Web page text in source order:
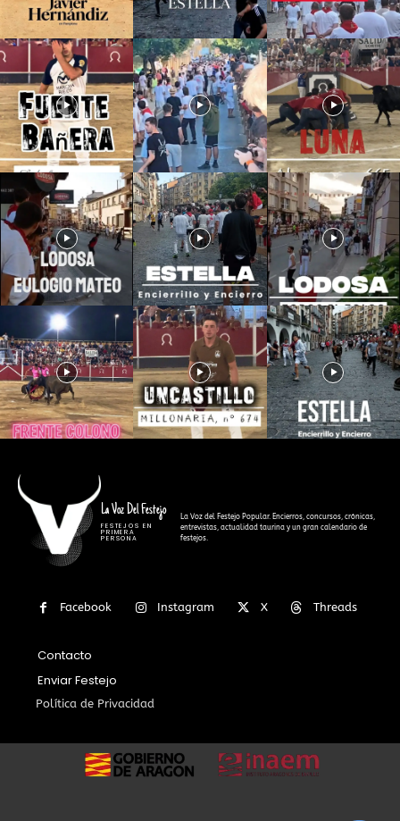
La Voz Del Festejo
FESTEJOS EN
PRIMERA
PERSONA
La Voz del Festejo Popular. Encierros, concursos, crónicas,
entrevistas, actualidad taurina y un gran calendario de
festejos.
Facebook Instagram X Threads
Contacto
Enviar Festejo
Política de Privacidad